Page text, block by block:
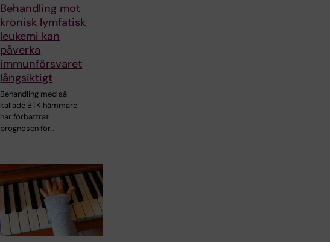
Behandling mot
kronisk lymfatisk
leukemi kan
påverka
immunförsvaret
långsiktigt
Behandling med så
kallade BTK hämmare
har förbättrat
prognosen för…